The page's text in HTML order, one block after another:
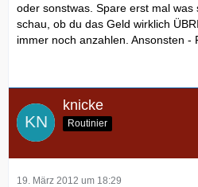
oder sonstwas. Spare erst mal
schau, ob du das Geld wirklich
immer noch anzahlen. Ansonsten -
knicke
Routinier
19. März 2012 um 18:29